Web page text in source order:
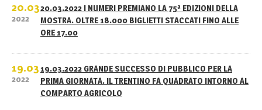
20.03
2022
20.03.2022 I NUMERI PREMIANO LA 75ª EDIZIONI DELLA
MOSTRA. OLTRE 18.000 BIGLIETTI STACCATI FINO ALLE
ORE 17.00
19.03
2022
19.03.2022 GRANDE SUCCESSO DI PUBBLICO PER LA
PRIMA GIORNATA. IL TRENTINO FA QUADRATO INTORNO AL
COMPARTO AGRICOLO